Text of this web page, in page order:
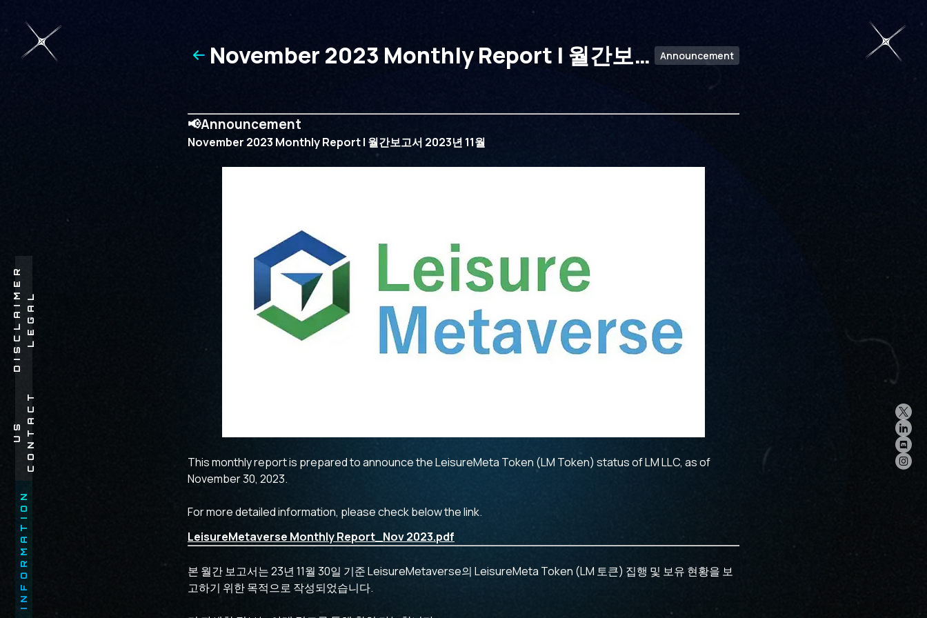
L
E
G
A
L
D
I
S
C
L
A
I
M
E
R
C
O
N
T
A
C
T
U
S
INFORMATION
November 2023 Monthly Report | 월간보
Announcement
📢Announcement
November 2023 Monthly Report | 월간보고서 2023년 11월
This monthly report is prepared to announce the LeisureMeta Token (LM Token) status of LM LLC, as of
November 30, 2023.
For more detailed information, please check below the link.
LeisureMetaverse Monthly Report_Nov 2023.pdf
본 월간 보고서는 23년 11월 30일 기준 LeisureMetaverse의 LeisureMeta Token (LM 토큰) 집행 및 보유 현황을 보
고하기 위한 목적으로 작성되었습니다.